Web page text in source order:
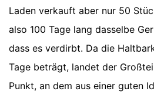
Laden verkauft aber nur 50
also 100 Tage lang dasselbe
dass es verdirbt. Da die
Tage beträgt, landet der
Punkt, an dem aus einer guten